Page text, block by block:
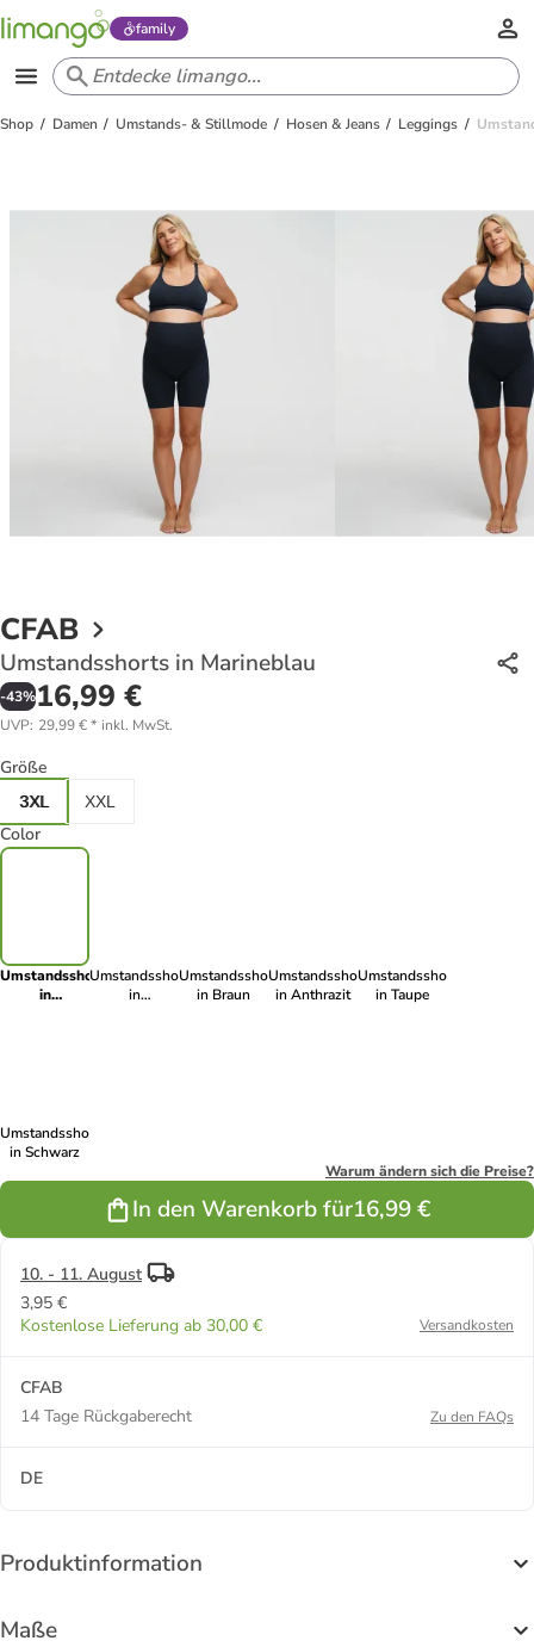
family
Shop Damen Umstands- & Stillmode Hosen & Jeans Leggings
CFAB
Umstandsshorts in Marineblau
-43%16,99 €
UVP: 29,99 €* inkl. MwSt.
Größe
3XL XXL
Color
Umstandsshorts
in
Umstandsshorts
in
Umstandsshorts
in Braun
Umstandsshorts
in Anthrazit
Umstandsshorts
in Taupe
Umstandsshorts
in Schwarz
Warum ändern sich die Preise?
In den Warenkorb für16,99 €
10. - 11. August
3,95 €
Kostenlose Lieferung ab 30,00 €
Versandkosten
CFAB
14 Tage Rückgaberecht
Zu den FAQs
DE
Produktinformation
Maße